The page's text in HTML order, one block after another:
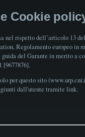
Cookie
nel rispetto dell’articolo 13
Regolamento europeo in
del Garante in merito a
[9677876].
per questo sito
dall'utente tramite link.